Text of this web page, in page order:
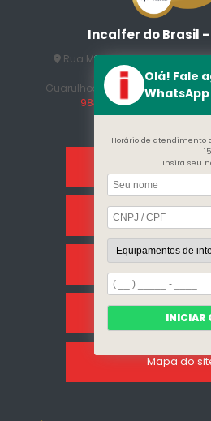
Incalfer do Brasil
Rua Manuel Jesus
Afonso
Guarulhos - SP - CEP: 07215-230
98409-5498
Home
Sobre Nós
Categorias
Clientes
Mapa do
Olá! Fale
WhatsApp
Horário de atendimento
Insira seu
INICIAR